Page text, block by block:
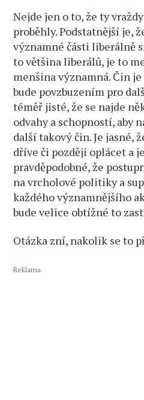
Nejde jen o to, že ty
proběhly. Podstatnější je,
významné části liberálně
to většina liberálů, je to
menšina významná. Čin
bude povzbuzením pro
téměř jisté, že se najde
odvahy a schopností, aby
další takový čin. Je jasné,
dříve či později oplácet a
pravděpodobné, že
na vrcholové politiky a
každého významnějšího
bude velice obtížné to
Otázka zní, nakolik se to
Reklama